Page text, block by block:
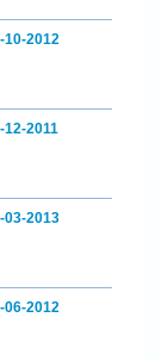
10-2012
12-2011
03-2013
06-2012